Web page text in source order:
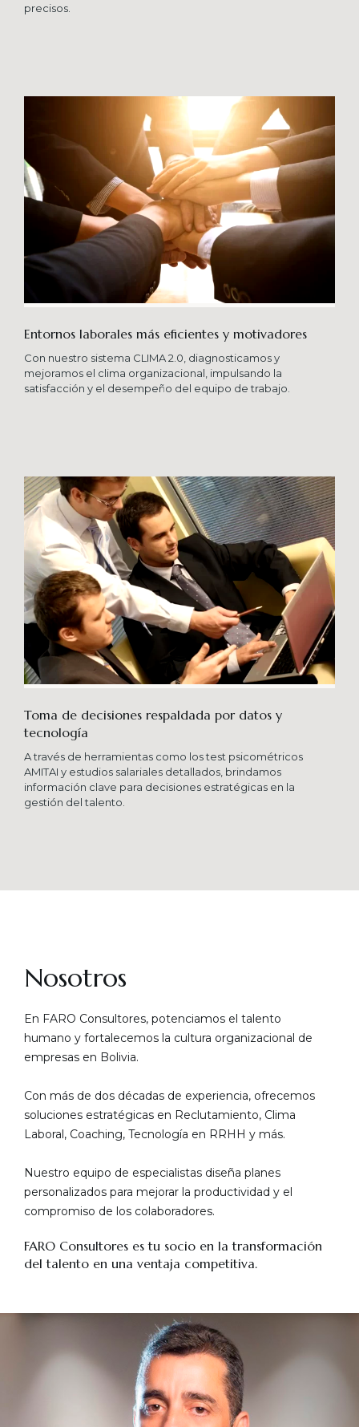
precisos.
Entornos laborales más eficientes y motivadores
Con nuestro sistema CLIMA 2.0, diagnosticamos y
mejoramos el clima organizacional, impulsando la
satisfacción y el desempeño del equipo de trabajo.
Toma de decisiones respaldada por datos y
tecnología​
A través de herramientas como los test psicométricos
AMITAI y estudios salariales detallados, brindamos
información clave para decisiones estratégicas en la
gestión del talento.
Nosotros
En FARO Consultores, potenciamos el talento
humano y fortalecemos la cultura organizacional de
empresas en Bolivia.
Con más de dos décadas de experiencia, ofrecemos
soluciones estratégicas en Reclutamiento, Clima
Laboral, Coaching, Tecnología en RRHH y más.
Nuestro equipo de especialistas diseña planes
personalizados para mejorar la productividad y el
compromiso de los colaboradores.
FARO Consultores es tu socio en la transformación
del talento en una ventaja competitiva.